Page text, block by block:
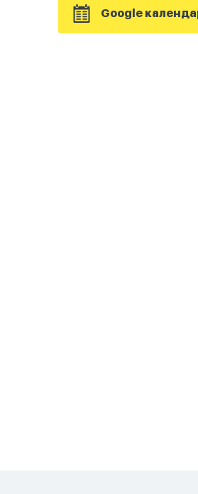
Google